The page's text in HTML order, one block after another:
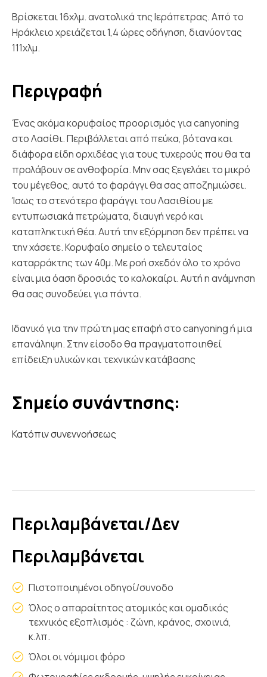
Βρίσκεται 16χλμ. ανατολικά της Ιεράπετρας. Από το
Ηράκλειο χρειάζεται 1,4 ώρες οδήγηση, διανύοντας
111χλμ.
Περιγραφή
Ένας ακόμα κορυφαίος προορισμός για canyoning
στο Λασίθι. Περιβάλλεται από πεύκα, βότανα και
διάφορα είδη ορχιδέας για τους τυχερούς που θα τα
προλάβουν σε ανθοφορία. Μην σας ξεγελάει το μικρό
του μέγεθος, αυτό το φαράγγι θα σας αποζημιώσει.
Ίσως το στενότερο φαράγγι του Λασιθίου με
εντυπωσιακά πετρώματα, διαυγή νερό και
καταπληκτική θέα. Αυτή την εξόρμηση δεν πρέπει να
την χάσετε. Κορυφαίο σημείο ο τελευταίος
καταρράκτης των 40μ. Με ροή σχεδόν όλο το χρόνο
είναι μια όαση δροσιάς το καλοκαίρι. Αυτή η ανάμνηση
θα σας συνοδεύει για πάντα.
Ιδανικό για την πρώτη μας επαφή στο canyoning ή μια
επανάληψη. Στην είσοδο θα πραγματοποιηθεί
επίδειξη υλικών και τεχνικών κατάβασης
Σημείο συνάντησης:
Κατόπιν συνεννοήσεως
Περιλαμβάνεται/Δεν
Περιλαμβάνεται
Πιστοποιημένοι οδηγοί/συνοδο
Όλος ο απαραίτητος ατομικός και ομαδικός
τεχνικός εξοπλισμός : ζώνη, κράνος, σχοινιά,
κ.λπ.
Όλοι οι νόμιμοι φόρο